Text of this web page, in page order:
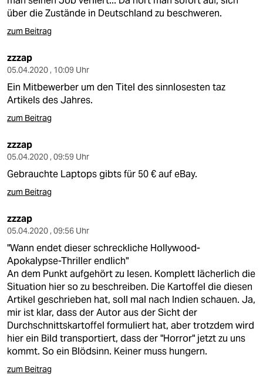
über die Zustände in Deutschland zu beschweren.
zum Beitrag
zzzap
05.04.2020 , 10:09 Uhr
Ein Mitbewerber um den Titel des sinnlosesten taz
Artikels des Jahres.
zum Beitrag
zzzap
05.04.2020 , 09:59 Uhr
Gebrauchte Laptops gibts für 50 € auf eBay.
zum Beitrag
zzzap
05.04.2020 , 09:56 Uhr
"Wann endet ­dieser schreckliche Hollywood-
Apokalypse-­Thriller endlich"
An dem Punkt aufgehört zu lesen. Komplett lächerlich die
Situation hier so zu beschreiben. Die Kartoffel die diesen
Artikel geschrieben hat, soll mal nach Indien schauen. Ja,
mir ist klar, dass der Autor aus der Sicht der
Durchschnittskartoffel formuliert hat, aber trotzdem wird
hier ein Bild transportiert, dass der "Horror" jetzt zu uns
kommt. So ein Blödsinn. Keiner muss hungern.
zum Beitrag